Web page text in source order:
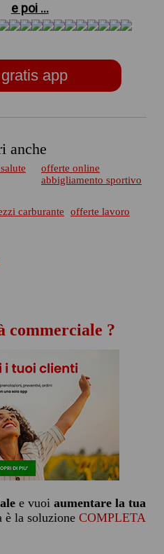
e poi ...
app
anche
offerte online
abbigliamento sportivo
carburante
offerte lavoro
?
e vuoi aumentare la tua
è la soluzione COMPLETA